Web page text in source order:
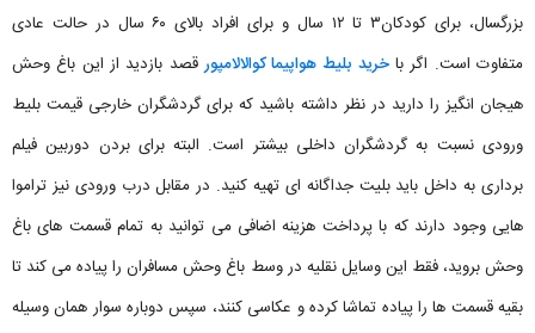
بزرگسال، برای کودکان۳ تا ۱۲ سال و برای افراد بالای ۶۰ سال در حالت عادی
متفاوت است. اگر باخرید بلیط هواپیما کوالالامپور قصد بازدید از این باغ وحش
هیجان انگیز را دارید در نظر داشته باشید که برای گردشگران خارجی قیمت بلیط
ورودی نسبت به گردشگران داخلی بیشتر است. البته برای بردن دوربین فیلم
برداری به داخل باید بلیت جداگانه ای تهیه کنید. در مقابل درب ورودی نیز تراموا
هایی وجود دارند که با پرداخت هزینه اضافی می توانید به تمام قسمت های باغ
وحش بروید، فقط این وسایل نقلیه در وسط باغ وحش مسافران را پیاده می کند تا
بقیه قسمت ها را پیاده تماشا کرده و عکاسی کنند، سپس دوباره سوار همان وسیله